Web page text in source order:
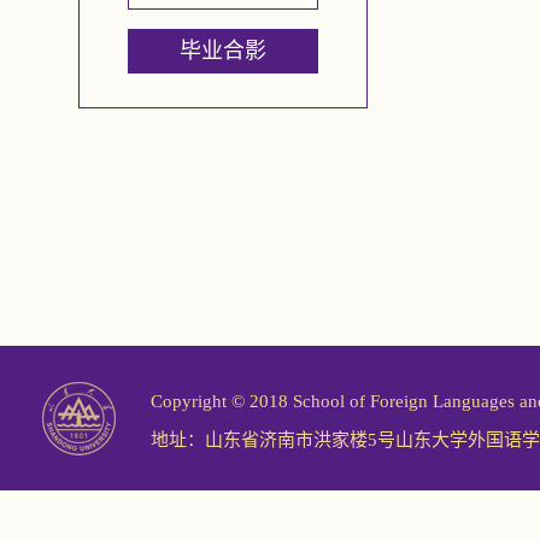
毕业合影
Copyright © 2018 School of Foreign Languages
地址：山东省济南市洪家楼5号山东大学外国语